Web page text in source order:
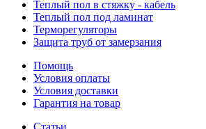
Теплый пол в стяжку - кабель
Теплый пол под ламинат
Терморегуляторы
Защита труб от замерзания
Помощь
Условия оплаты
Условия доставки
Гарантия на товар
Статьи